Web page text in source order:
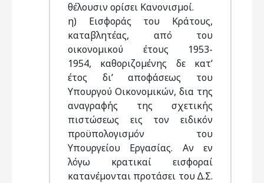
θέλουσιν ορίσει Κανονισµοί.
η) Εισφοράς του Κράτους,
καταβλητέας, από του
οικονοµικού έτους 1953-
1954, καθοριζοµένης δε κατ’
έτος δι’ αποφάσεως του
Υπουργού Οικονοµικών, δια της
αναγραφής της σχετικής
πιστώσεως εις τον ειδικόν
προϋπολογισµόν του
Υπουργείου Εργασίας. Αν εν
λόγω κρατικαί εισφοραί
κατανέµονται προτάσει του ∆.Σ.